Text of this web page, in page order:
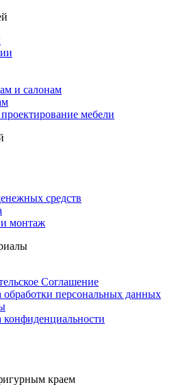
и салонам
мебели
средств
и монтаж
Соглашение
персональных данных
краем